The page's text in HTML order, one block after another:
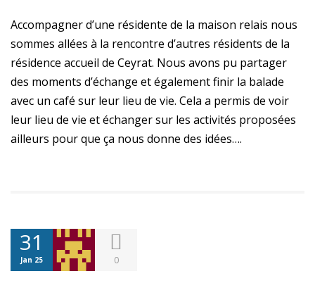
Accompagner d’une résidente de la maison relais nous
sommes allées à la rencontre d’autres résidents de la
résidence accueil de Ceyrat. Nous avons pu partager
des moments d’échange et également finir la balade
avec un café sur leur lieu de vie. Cela a permis de voir
leur lieu de vie et échanger sur les activités proposées
ailleurs pour que ça nous donne des idées….
31
Jan 25 0